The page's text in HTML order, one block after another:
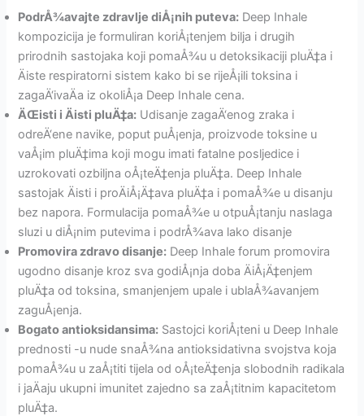
PodrÅ¾avajte zdravlje diÅ¡nih puteva: Deep Inhale
kompozicija je formuliran koriÅ¡tenjem bilja i drugih
prirodnih sastojaka koji pomaÅ¾u u detoksikaciji pluÄ‡a i
Äiste respiratorni sistem kako bi se rijeÅ¡ili toksina i
zagaÄ‘ivaÄa iz okoliÅ¡a Deep Inhale cena.
ÄŒisti i Äisti pluÄ‡a: Udisanje zagaÄ‘enog zraka i
odreÄ‘ene navike, poput puÅ¡enja, proizvode toksine u
vaÅ¡im pluÄ‡ima koji mogu imati fatalne posljedice i
uzrokovati ozbiljna oÅ¡teÄ‡enja pluÄ‡a. Deep Inhale
sastojak Äisti i proÄiÅ¡Ä‡ava pluÄ‡a i pomaÅ¾e u disanju
bez napora. Formulacija pomaÅ¾e u otpuÅ¡tanju naslaga
sluzi u diÅ¡nim putevima i podrÅ¾ava lako disanje
Promovira zdravo disanje: Deep Inhale forum promovira
ugodno disanje kroz sva godiÅ¡nja doba ÄiÅ¡Ä‡enjem
pluÄ‡a od toksina, smanjenjem upale i ublaÅ¾avanjem
zaguÅ¡enja.
Bogato antioksidansima: Sastojci koriÅ¡teni u Deep Inhale
prednosti -u nude snaÅ¾na antioksidativna svojstva koja
pomaÅ¾u u zaÅ¡titi tijela od oÅ¡teÄ‡enja slobodnih radikala
i jaÄaju ukupni imunitet zajedno sa zaÅ¡titnim kapacitetom
pluÄ‡a.